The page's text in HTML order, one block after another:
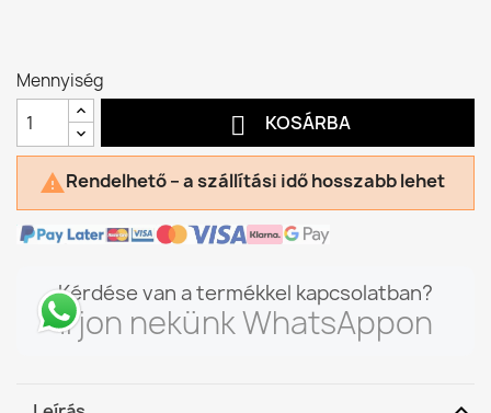
Mennyiség
 KOSÁRBA
Rendelhető – a szállítási idő hosszabb lehet
Kérdése van a termékkel kapcsolatban?
Írjon nekünk WhatsAppon